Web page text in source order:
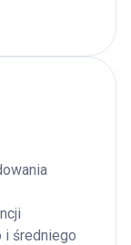
i średniego